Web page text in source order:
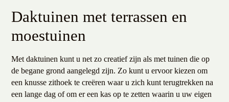
Daktuinen met terrassen en
moestuinen
Met daktuinen kunt u net zo creatief zijn als met tuinen die op
de begane grond aangelegd zijn. Zo kunt u ervoor kiezen om
een knusse zithoek te creëren waar u zich kunt terugtrekken na
een lange dag of om er een kas op te zetten waarin u uw eigen